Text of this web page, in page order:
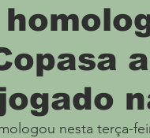
nesta terça-